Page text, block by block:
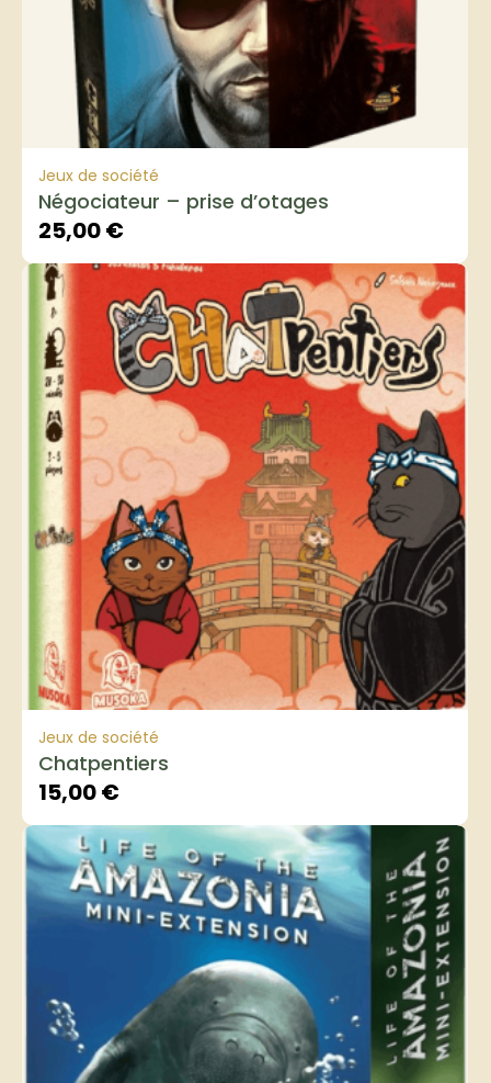
Jeux de société
Négociateur – prise d’otages
25,00€
Jeux de société
Chatpentiers
15,00€